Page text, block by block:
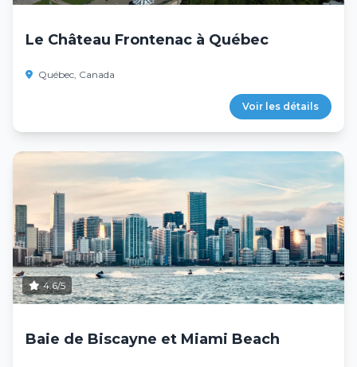
Le Château Frontenac à Québec
Québec, Canada
Voir les détails
4.6/5
Baie de Biscayne et Miami Beach